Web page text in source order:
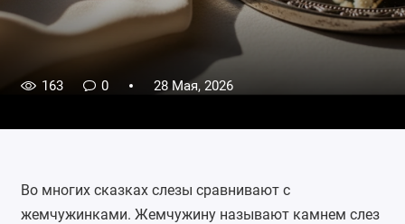
163 0 28 Мая, 2026
Во многих сказках слезы сравнивают с
жемчужинками. Жемчужину называют камнем слез